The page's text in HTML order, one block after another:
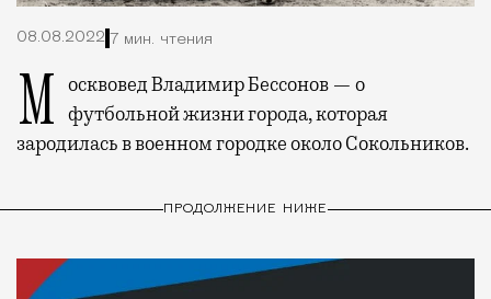
08.08.2022 7 мин. чтения
Москвовед Владимир Бессонов — о футбольной жизни города, которая
зародилась в военном городке около Сокольников.
ПРОДОЛЖЕНИЕ НИЖЕ